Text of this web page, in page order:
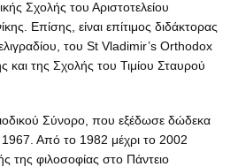
Σχολής του Αριστοτελείου
Επίσης, είναι επίτιμος διδάκτορας
του St Vladimir’s Orthodox
της Σχολής του Τιμίου Σταυρού
Σύνορο, που εξέδωσε δώδεκα
Από το 1982 μέχρι το 2002
της φιλοσοφίας στο Πάντειο